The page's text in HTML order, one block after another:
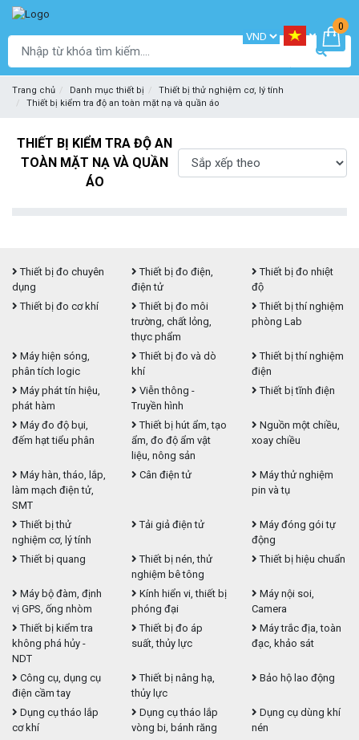
0
Trang chủ Danh mục thiết bị
Thiết bị thử nghiệm cơ, lý tính
Thiết bị kiểm tra độ an toàn mặt nạ và quần áo
THIẾT BỊ KIỂM TRA ĐỘ AN
TOÀN MẶT NẠ VÀ QUẦN
ÁO
Thiết bị đo chuyên
dụng
Thiết bị đo điện,
điện tử
Thiết bị đo nhiệt
độ
Thiết bị đo cơ khí
Thiết bị đo môi
trường, chất lỏng,
thực phẩm
Thiết bị thí nghiệm
phòng Lab
Máy hiện sóng,
phân tích logic
Thiết bị đo và dò
khí
Thiết bị thí nghiệm
điện
Máy phát tín hiệu,
phát hàm
Viễn thông -
Truyền hình
Thiết bị tĩnh điện
Máy đo độ bụi,
đếm hạt tiểu phân
Thiết bị hút ẩm, tạo
ẩm, đo độ ẩm vật
liệu, nông sản
Nguồn một chiều,
xoay chiều
Máy hàn, tháo, lắp,
làm mạch điện tử,
SMT
Cân điện tử
Máy thử nghiệm
pin và tụ
Thiết bị thử
nghiệm cơ, lý tính
Tải giả điện tử
Máy đóng gói tự
động
Thiết bị quang
Thiết bị nén, thử
nghiệm bê tông
Thiết bị hiệu chuẩn
Máy bộ đàm, định
vị GPS, ống nhòm
Kính hiển vi, thiết bị
phóng đại
Máy nội soi,
Camera
Thiết bị kiểm tra
không phá hủy -
NDT
Thiết bị đo áp
suất, thủy lực
Máy trắc địa, toàn
đạc, khảo sát
Công cụ, dụng cụ
điện cầm tay
Thiết bị nâng hạ,
thủy lực
Bảo hộ lao động
Dụng cụ tháo lắp
cơ khí
Dụng cụ tháo lắp
vòng bi, bánh răng
Dụng cụ dùng khí
nén